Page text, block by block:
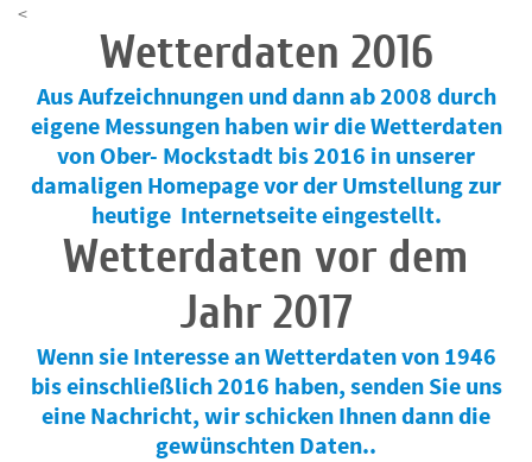
<
Wetterdaten 2016
Aus Aufzeichnungen und dann ab 2008 durch
eigene Messungen haben wir die Wetterdaten
von Ober- Mockstadt bis 2016 in unserer
damaligen Homepage vor der Umstellung zur
heutige Internetseite eingestellt.
Wetterdaten vor dem
Jahr 2017
Wenn sie Interesse an Wetterdaten von 1946
bis einschließlich 2016 haben, senden Sie uns
eine Nachricht, wir schicken Ihnen dann die
gewünschten Daten..